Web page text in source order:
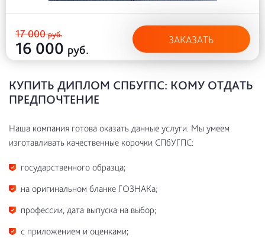
17 000руб.
16 000 руб.
ЗАКАЗАТЬ
КУПИТЬ ДИПЛОМ СПБУГПС: КОМУ ОТДАТЬ
ПРЕДПОЧТЕНИЕ
Наша компания готова оказать данные услуги. Мы умеем
изготавливать качественные корочки СПбУГПС:
государственного образца;
на оригинальном бланке ГОЗНАКа;
профессии, дата выпуска на выбор;
с приложением и оценками;